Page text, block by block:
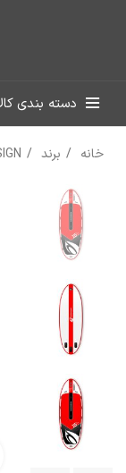
دسته بندی
خانه برند